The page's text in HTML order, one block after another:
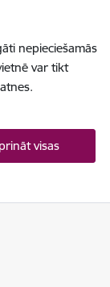
nepieciešamās
var tikt
visas